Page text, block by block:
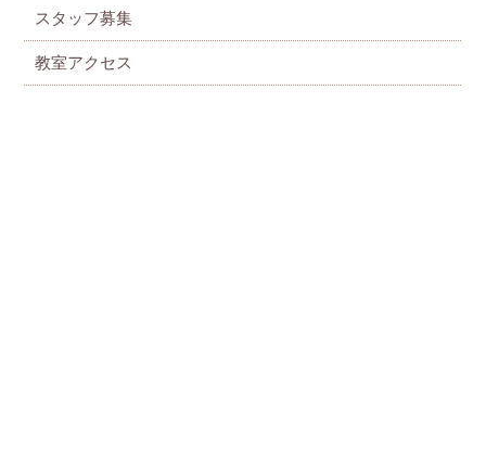
スタッフ募集
教室アクセス